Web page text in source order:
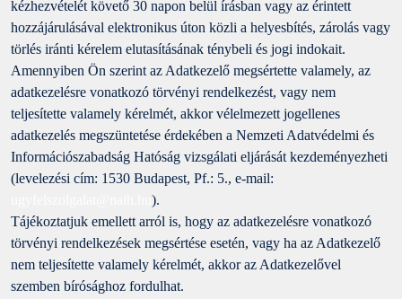
kézhezvételét követő 30 napon belül írásban vagy az érintett
hozzájárulásával elektronikus úton közli a helyesbítés, zárolás vagy
törlés iránti kérelem elutasításának ténybeli és jogi indokait.
Amennyiben Ön szerint az Adatkezelő megsértette valamely, az
adatkezelésre vonatkozó törvényi rendelkezést, vagy nem
teljesítette valamely kérelmét, akkor vélelmezett jogellenes
adatkezelés megszüntetése érdekében a Nemzeti Adatvédelmi és
Információszabadság Hatóság vizsgálati eljárását kezdeményezheti
(levelezési cím: 1530 Budapest, Pf.: 5., e-mail:
).
Tájékoztatjuk emellett arról is, hogy az adatkezelésre vonatkozó
törvényi rendelkezések megsértése esetén, vagy ha az Adatkezelő
nem teljesítette valamely kérelmét, akkor az Adatkezelővel
szemben bírósághoz fordulhat.